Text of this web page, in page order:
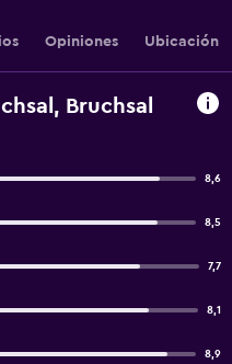
Opiniones Ubicación
Bruchsal
8,6
8,5
7,7
8,1
8,9